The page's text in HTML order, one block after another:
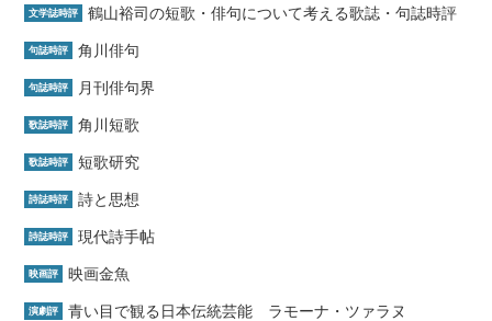
文学誌時評 鶴山裕司の短歌・俳句について考える歌誌・句誌時評
句誌時評 角川俳句
句誌時評 月刊俳句界
歌誌時評 角川短歌
歌誌時評 短歌研究
詩誌時評 詩と思想
詩誌時評 現代詩手帖
映画評 映画金魚
演劇評 青い目で観る日本伝統芸能 ラモーナ・ツァラヌ